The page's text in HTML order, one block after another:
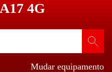
4G
Mudar equipamento